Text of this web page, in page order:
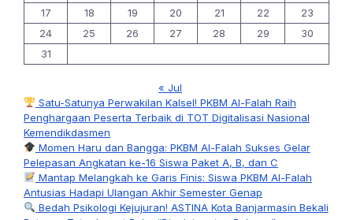
17
18 19 20 21 22
23
24
25 26 27 28 29
30
31
« Jul
Satu-Satunya Perwakilan Kalsel! PKBM Al-Falah Raih
Penghargaan Peserta Terbaik di TOT Digitalisasi Nasional
Kemendikdasmen
Momen Haru dan Bangga: PKBM Al-Falah Sukses Gelar
Pelepasan Angkatan ke-16 Siswa Paket A, B, dan C
Mantap Melangkah ke Garis Finis: Siswa PKBM Al-Falah
Antusias Hadapi Ulangan Akhir Semester Genap
Bedah Psikologi Kejujuran! ASTINA Kota Banjarmasin Bekali